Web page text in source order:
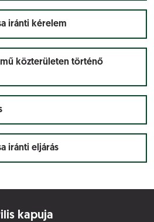
iránti kérelem
közterületen történő
iránti eljárás
kapuja